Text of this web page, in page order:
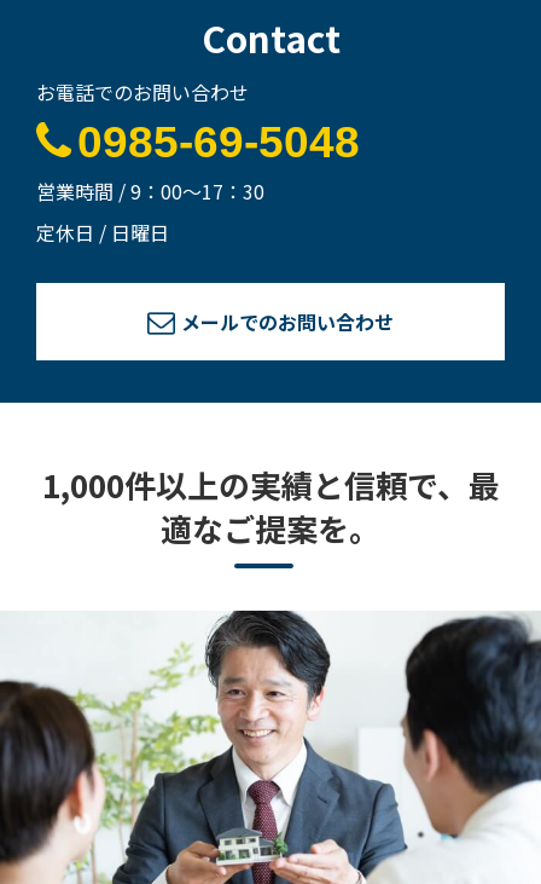
Contact
お電話でのお問い合わせ
0985-69-5048
営業時間 / 9：00～17：30
定休日 / 日曜日
メールでのお問い合わせ
1,000件以上の実績と信頼で、最
適なご提案を。